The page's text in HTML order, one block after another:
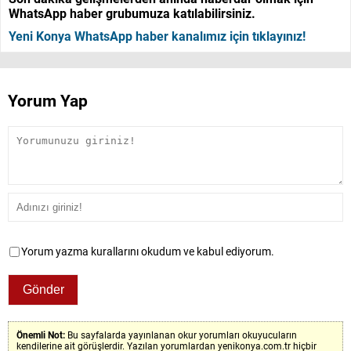
WhatsApp haber grubumuza katılabilirsiniz.
Yeni Konya WhatsApp haber kanalımız için tıklayınız!
Yorum Yap
Yorum yazma kurallarını okudum ve kabul ediyorum.
Önemli Not: Bu sayfalarda yayınlanan okur yorumları okuyucuların
kendilerine ait görüşlerdir. Yazılan yorumlardan yenikonya.com.tr hiçbir